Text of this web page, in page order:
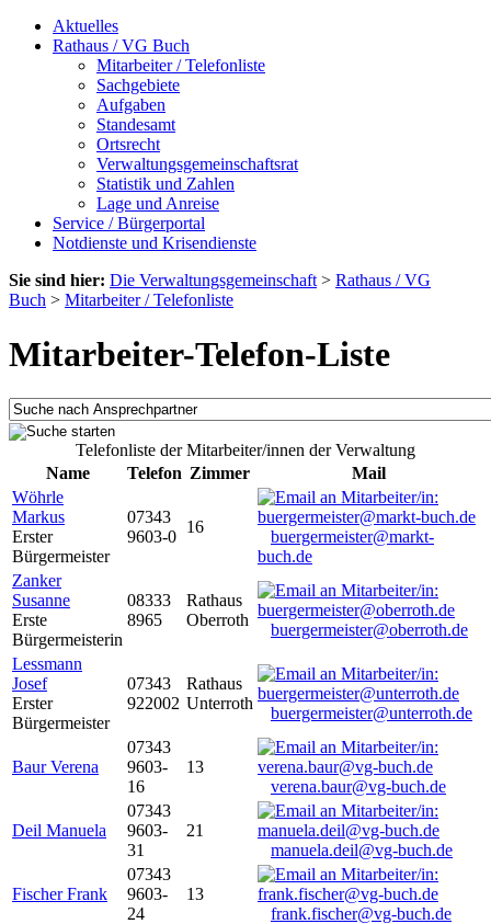
Aktuelles
Rathaus / VG Buch
Mitarbeiter / Telefonliste
Sachgebiete
Aufgaben
Standesamt
Ortsrecht
Verwaltungsgemeinschaftsrat
Statistik und Zahlen
Lage und Anreise
Service / Bürgerportal
Notdienste und Krisendienste
Sie sind hier: Die Verwaltungsgemeinschaft > Rathaus / VG
Buch > Mitarbeiter / Telefonliste
Mitarbeiter-Telefon-Liste
Telefonliste der Mitarbeiter/innen der Verwaltung
Name
Telefon Zimmer
Mail
Wöhrle
Markus
Erster
Bürgermeister
07343
9603-0
16
buergermeister@markt-
buch.de
Zanker
Susanne
Erste
Bürgermeisterin
08333
8965
Rathaus
Oberroth
buergermeister@oberroth.de
Lessmann
Josef
Erster
Bürgermeister
07343
922002
Rathaus
Unterroth
buergermeister@unterroth.de
Baur Verena
07343
9603-
16
13
verena.baur@vg-buch.de
Deil Manuela
07343
9603-
31
21
manuela.deil@vg-buch.de
Fischer Frank
07343
9603-
24
13
frank.fischer@vg-buch.de